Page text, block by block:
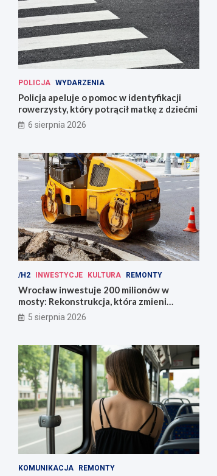
POLICJA WYDARZENIA
Policja apeluje o pomoc w identyfikacji
rowerzysty, który potrącił matkę z dziećmi
6 sierpnia 2026
/H2 INWESTYCJE KULTURA REMONTY
Wrocław inwestuje 200 milionów w
mosty: Rekonstrukcja, która zmieni
miasto!
5 sierpnia 2026
KOMUNIKACJA REMONTY